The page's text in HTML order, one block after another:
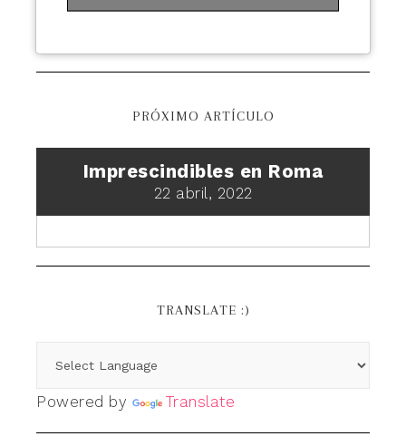
PRÓXIMO ARTÍCULO
Imprescindibles en Roma
22 abril, 2022
TRANSLATE :)
Powered by Translate